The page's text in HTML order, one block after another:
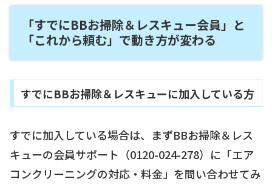
「すでにBBお掃除＆レスキュー会員」と
「これから頼む」で動き方が変わる
すでにBBお掃除＆レスキューに加入している方
すでに加入している場合は、まずBBお掃除＆レス
キューの会員サポート（0120-024-278）に「エア
コンクリーニングの対応・料金」を問い合わせてみ